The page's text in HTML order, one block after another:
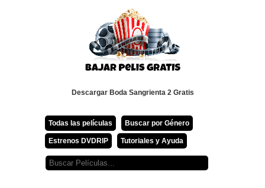
Descargar Boda Sangrienta 2 Gratis
Todas las películas Buscar por Género
Estrenos DVDRIP Tutoriales y Ayuda